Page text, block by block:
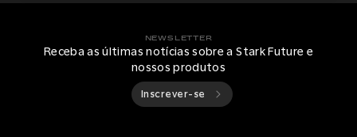
NEWSLETTER
Receba as últimas notícias sobre a Stark Future e
nossos produtos
Inscrever-se